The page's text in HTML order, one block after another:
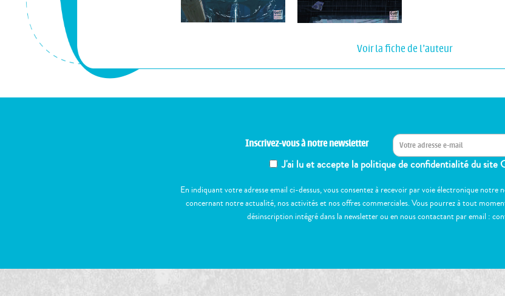
Voir la fiche de l'auteur
Inscrivez-vous à notre newsletter
J'ai lu et accepte la politique de confidentialité du site
En indiquant votre adresse email ci-dessus, vous consentez à recevoir par voie électronique
concernant notre actualité, nos activités et nos offres commerciales. Vous pourrez à tout
désinscription intégré dans la newsletter ou en nous contactant par email :